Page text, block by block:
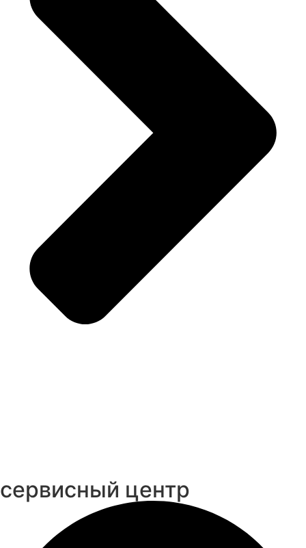
cервисный центр